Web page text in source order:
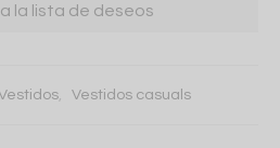
la lista de deseos
, Vestidos casuals